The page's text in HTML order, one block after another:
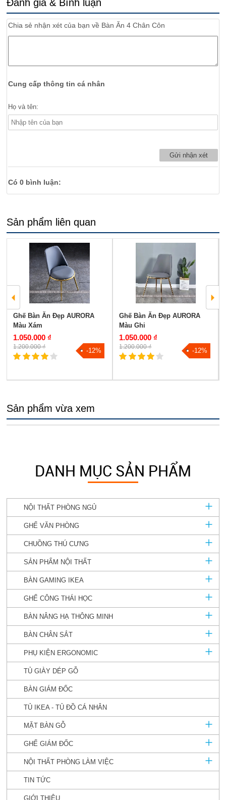
Đánh giá & Bình luận
Chia sẻ nhận xét của bạn về Bàn Ăn 4 Chân Côn
Cung cấp thông tin cá nhân
Họ và tên:
Có0 bình luận:
Sản phẩm liên quan
Ghế Bàn Ăn Đẹp AURORA
Màu Xám
1.050.000 ₫
1.200.000 ₫
-12%
Ghế Bàn Ăn Đẹp AURORA
Màu Ghi
1.050.000 ₫
1.200.000 ₫
-12%
Sản phẩm vừa xem
DANH MỤC SẢN PHẨM
NỘI THẤT PHÒNG NGỦ
GHẾ VĂN PHÒNG
CHUỒNG THÚ CƯNG
SẢN PHẨM NỘI THẤT
BÀN GAMING IKEA
GHẾ CÔNG THÁI HỌC
BÀN NÂNG HẠ THÔNG MINH
BÀN CHÂN SẮT
PHỤ KIỆN ERGONOMIC
TỦ GIÀY DÉP GỖ
BÀN GIÁM ĐỐC
TỦ IKEA - TỦ ĐỒ CÁ NHÂN
MẶT BÀN GỖ
GHẾ GIÁM ĐỐC
NỘI THẤT PHÒNG LÀM VIỆC
TIN TỨC
GIỚI THIỆU